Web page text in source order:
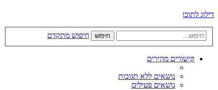
דילוג לתוכן
חיפוש חיפוש מתקדם
קישורים מהירים
נושאים ללא תגובות
נושאים פעילים